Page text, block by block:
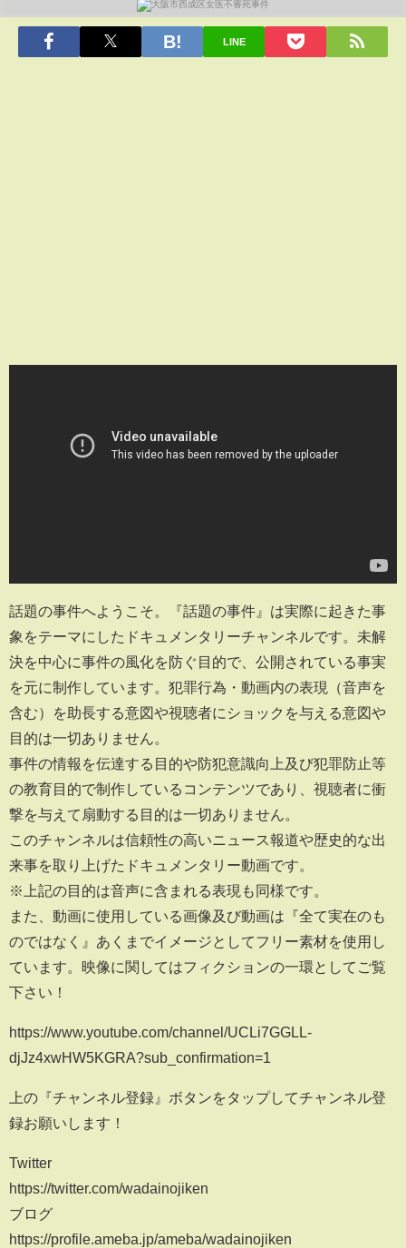
LINE
話題の事件へようこそ。『話題の事件』は実際に起きた事
象をテーマにしたドキュメンタリーチャンネルです。未解
決を中心に事件の風化を防ぐ目的で、公開されている事実
を元に制作しています。犯罪行為・動画内の表現（音声を
含む）を助長する意図や視聴者にショックを与える意図や
目的は一切ありません。
事件の情報を伝達する目的や防犯意識向上及び犯罪防止等
の教育目的で制作しているコンテンツであり、視聴者に衝
撃を与えて扇動する目的は一切ありません。
このチャンネルは信頼性の高いニュース報道や歴史的な出
来事を取り上げたドキュメンタリー動画です。
※上記の目的は音声に含まれる表現も同様です。
また、動画に使用している画像及び動画は『全て実在のも
のではなく』あくまでイメージとしてフリー素材を使用し
ています。映像に関してはフィクションの一環としてご覧
下さい！
https://www.youtube.com/channel/UCLi7GGLL-
djJz4xwHW5KGRA?sub_confirmation=1
上の『チャンネル登録』ボタンをタップしてチャンネル登
録お願いします！
Twitter
https://twitter.com/wadainojiken
ブログ
https://profile.ameba.jp/ameba/wadainojiken